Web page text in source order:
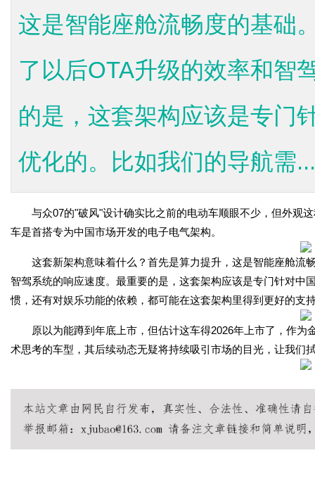
这是智能座舱流畅度的基础
了以后OTA升级的效率和智
的是，这套架构应该是专门
优化的。比如我们的导航需...
与众07的"破风"设计确实比之前的电动车顺眼不少，但外观
车是首搭专为中国市场开发的电子电气架构。
这套新架构意味着什么？首先是算力提升，这是智能座舱流
智驾系统的响应速度。最重要的是，这套架构应该是专门针对
惯，还有对娱乐功能的依赖，都可能在这套架构里得到更好的支
原以为能蹲到年底上市，但估计这车得2026年上市了，作
术思考的车型，其后续动态无疑将持续吸引市场的目光，让我们